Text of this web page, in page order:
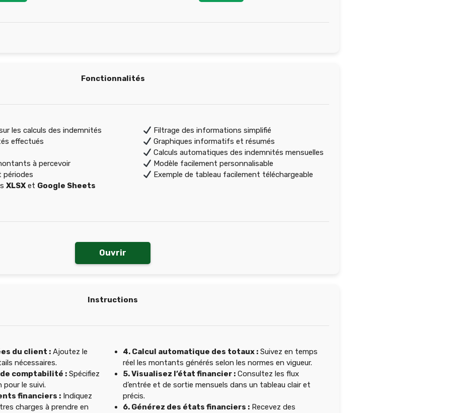
Fonctionnalités
les calculs des indemnités
effectués
à percevoir
périodes
XLSX et Google Sheets
Filtrage des informations simplifié
Graphiques informatifs et résumés
Calculs automatiques des indemnités mensuelles
Modèle facilement personnalisable
Exemple de tableau facilement téléchargeable
Ouvrir
Instructions
du client : Ajoutez le
nécessaires.
comptabilité : Spécifiez
le suivi.
financiers : Indiquez
charges à prendre en
4. Calcul automatique des totaux : Suivez en temps
réel les montants générés selon les normes en vigueur.
5. Visualisez l’état financier : Consultez les flux
d’entrée et de sortie mensuels dans un tableau clair et
précis.
6. Générez des états financiers : Recevez des